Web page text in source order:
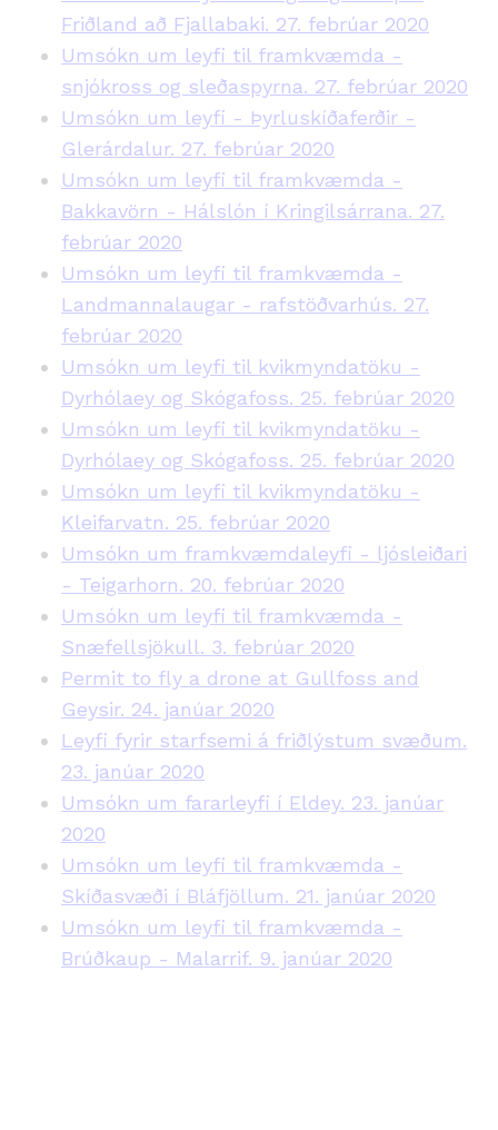
Friðland að Fjallabaki. 27. febrúar 2020
Umsókn um leyfi til framkvæmda -
snjókross og sleðaspyrna. 27. febrúar 2020
Umsókn um leyfi - Þyrluskíðaferðir -
Glerárdalur. 27. febrúar 2020
Umsókn um leyfi til framkvæmda -
Bakkavörn - Hálslón í Kringilsárrana. 27.
febrúar 2020
Umsókn um leyfi til framkvæmda -
Landmannalaugar - rafstöðvarhús. 27.
febrúar 2020
Umsókn um leyfi til kvikmyndatöku -
Dyrhólaey og Skógafoss. 25. febrúar 2020
Umsókn um leyfi til kvikmyndatöku -
Dyrhólaey og Skógafoss. 25. febrúar 2020
Umsókn um leyfi til kvikmyndatöku -
Kleifarvatn. 25. febrúar 2020
Umsókn um framkvæmdaleyfi - ljósleiðari
- Teigarhorn. 20. febrúar 2020
Umsókn um leyfi til framkvæmda -
Snæfellsjökull. 3. febrúar 2020
Permit to fly a drone at Gullfoss and
Geysir. 24. janúar 2020
Leyfi fyrir starfsemi á friðlýstum svæðum.
23. janúar 2020
Umsókn um fararleyfi í Eldey. 23. janúar
2020
Umsókn um leyfi til framkvæmda -
Skíðasvæði í Bláfjöllum. 21. janúar 2020
Umsókn um leyfi til framkvæmda -
Brúðkaup - Malarrif. 9. janúar 2020